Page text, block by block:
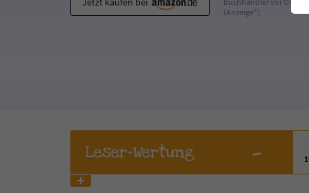
(Anzeige*)
Leser-Wertung -